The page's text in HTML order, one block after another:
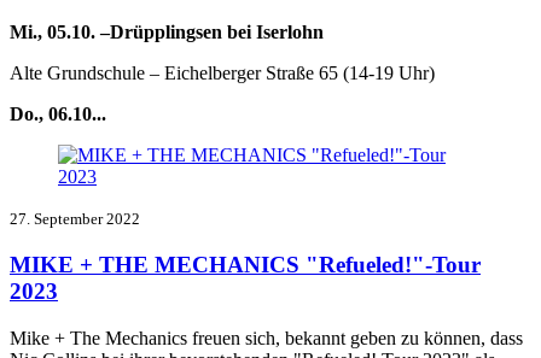
Mi., 05.10. –Drüpplingsen bei Iserlohn
Alte Grundschule – Eichelberger Straße 65 (14-19 Uhr)
Do., 06.10...
27. September 2022
MIKE + THE MECHANICS "Refueled!"-Tour
2023
Mike + The Mechanics freuen sich, bekannt geben zu können, dass